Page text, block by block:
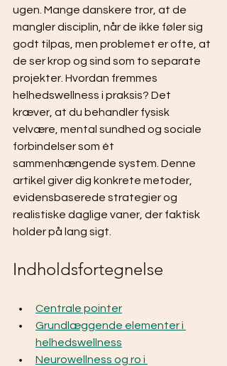
ugen. Mange danskere tror, at de
mangler disciplin, når de ikke føler sig
godt tilpas, men problemet er ofte, at
de ser krop og sind som to separate
projekter. Hvordan fremmes
helhedswellness i praksis? Det
kræver, at du behandler fysisk
velvære, mental sundhed og sociale
forbindelser som ét
sammenhængende system. Denne
artikel giver dig konkrete metoder,
evidensbaserede strategier og
realistiske daglige vaner, der faktisk
holder på lang sigt.
Indholdsfortegnelse
Centrale pointer
Grundlæggende elementer i
helhedswellness
Neurowellness og ro i